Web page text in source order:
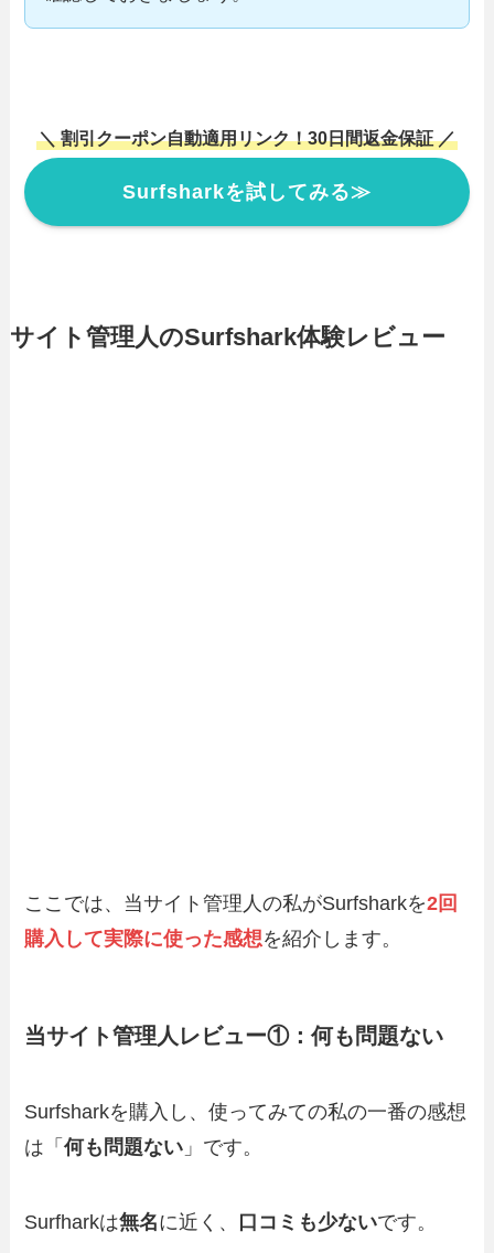
＼ 割引クーポン自動適用リンク！30日間返金保証 ／
Surfsharkを試してみる≫
サイト管理人のSurfshark体験レビュー
ここでは、当サイト管理人の私がSurfsharkを2回
購入して実際に使った感想を紹介します。
当サイト管理人レビュー①：何も問題ない
Surfsharkを購入し、使ってみての私の一番の感想
は「何も問題ない 」です。
Surfharkは無名に近く、 口コミも少ないです。